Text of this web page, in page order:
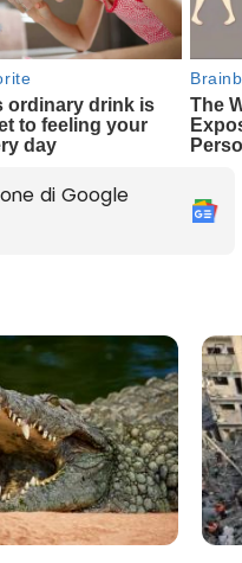
di Google